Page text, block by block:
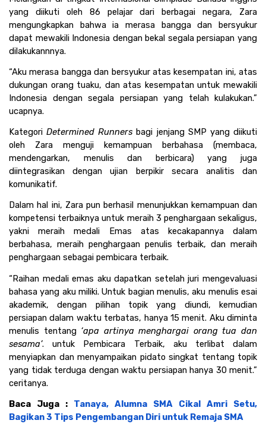
yang diikuti oleh 86 pelajar dari berbagai negara, Zara
mengungkapkan bahwa ia merasa bangga dan bersyukur
dapat mewakili Indonesia dengan bekal segala persiapan yang
dilakukannnya.
“Aku merasa bangga dan bersyukur atas kesempatan ini, atas
dukungan orang tuaku, dan atas kesempatan untuk mewakili
Indonesia dengan segala persiapan yang telah kulakukan.”
ucapnya.
Kategori Determined Runners bagi jenjang SMP yang diikuti
oleh Zara menguji kemampuan berbahasa (membaca,
mendengarkan, menulis dan berbicara) yang juga
diintegrasikan dengan ujian berpikir secara analitis dan
komunikatif.
Dalam hal ini, Zara pun berhasil menunjukkan kemampuan dan
kompetensi terbaiknya untuk meraih 3 penghargaan sekaligus,
yakni meraih medali Emas atas kecakapannya dalam
berbahasa, meraih penghargaan penulis terbaik, dan meraih
penghargaan sebagai pembicara terbaik.
“Raihan medali emas aku dapatkan setelah juri mengevaluasi
bahasa yang aku miliki. Untuk bagian menulis, aku menulis esai
akademik, dengan pilihan topik yang diundi, kemudian
persiapan dalam waktu terbatas, hanya 15 menit. Aku diminta
menulis tentang ‘apa artinya menghargai orang tua dan
sesama’. untuk Pembicara Terbaik, aku terlibat dalam
menyiapkan dan menyampaikan pidato singkat tentang topik
yang tidak terduga dengan waktu persiapan hanya 30 menit.”
ceritanya.
Baca Juga : Tanaya, Alumna SMA Cikal Amri Setu,
Bagikan 3 Tips Pengembangan Diri untuk Remaja SMA